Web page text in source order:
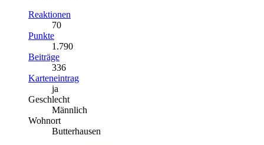
Reaktionen
70
Punkte
1.790
Beiträge
336
Karteneintrag
ja
Geschlecht
Männlich
Wohnort
Butterhausen